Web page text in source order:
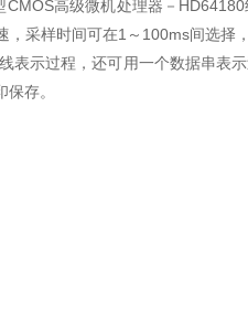
高级微机处理器－
采样时间可在1～100ms间选择
示过程，还可用一个数据串表
存。